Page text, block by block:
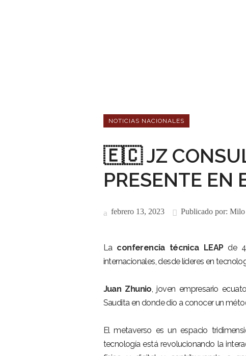
NOTICIAS NACIONALES
🇪🇨 JZ
PRESENTE EN
febrero 13, 2023 Publicado por: Milo
La conferencia técnica LEAPde 4
internacionales, desde líderes en
Juan Zhunio, joven empresario
Saudita en donde dio a conocer un
El metaverso es un espacio
tecnología está revolucionando la